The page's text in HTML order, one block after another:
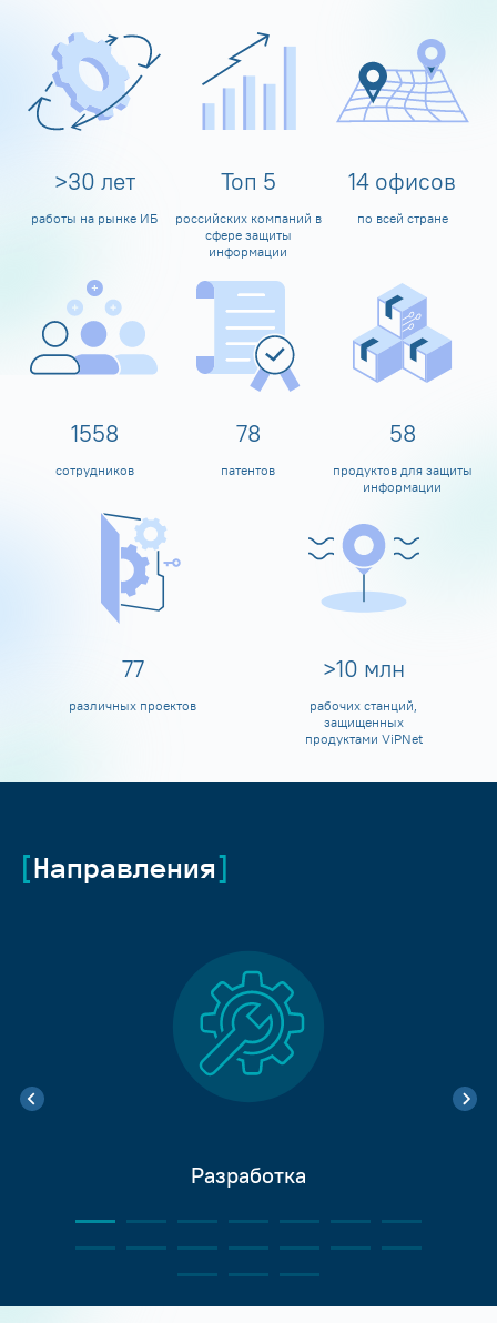
>30 лет
работы на рынке ИБ
Топ 5
российских компаний в
сфере защиты
информации
14 офисов
по всей стране
1600
сотрудников
80
патентов
60
продуктов для защиты
информации
80
различных проектов
>10 млн
рабочих станций,
защищенных
продуктами ViPNet
Направления
Разработка